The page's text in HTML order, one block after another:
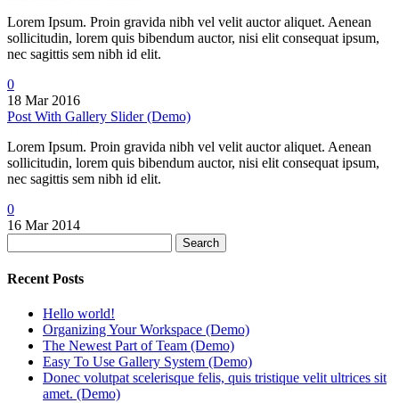
Lorem Ipsum. Proin gravida nibh vel velit auctor aliquet. Aenean
sollicitudin, lorem quis bibendum auctor, nisi elit consequat ipsum,
nec sagittis sem nibh id elit.
0
18 Mar 2016
Post With Gallery Slider (Demo)
Lorem Ipsum. Proin gravida nibh vel velit auctor aliquet. Aenean
sollicitudin, lorem quis bibendum auctor, nisi elit consequat ipsum,
nec sagittis sem nibh id elit.
0
16 Mar 2014
Search
Recent Posts
Hello world!
Organizing Your Workspace (Demo)
The Newest Part of Team (Demo)
Easy To Use Gallery System (Demo)
Donec volutpat scelerisque felis, quis tristique velit ultrices sit
amet. (Demo)